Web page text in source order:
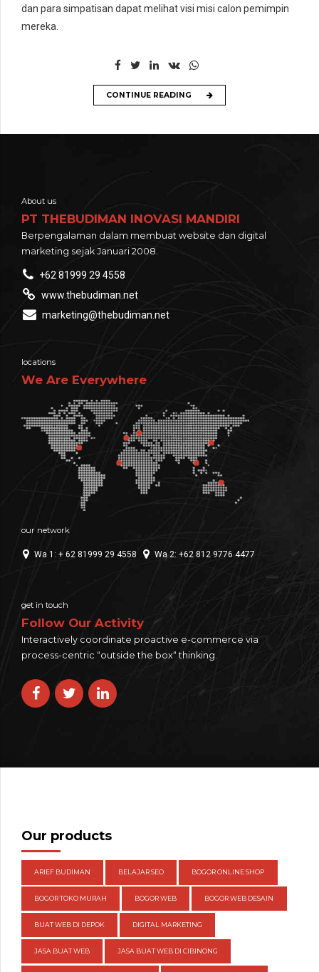
dan para simpatisan dapat melihat visi misi calon pemimpin
mereka.
CONTINUE READING
About us
PT THEBUDIMAN INOVASI MANDIRI
Berpengalaman dalam membuat website dan digital
marketing sejak Januari 2008.
+62 81999 29 4558
www.thebudiman.net
marketing@thebudiman.net
locations
We Are Everywhere
our network
Wa 1: + 62 81999 29 4558 Wa 2: +62 812 9776 4477
get in touch
Follow Our Activity
Interactively coordinate proactive e-commerce via
process-centric “outside the box“ thinking.
Our products
ARIEF BUDIMAN BELAJAR SEO BOGOR ONLINE SHOP
BOGOR TOKO MURAH BOGOR WEB BOGOR WEB DESAIN
BUAT WEB DI DEPOK DIGITAL MARKETING
JASA BUAT WEB JASA BUAT WEB DI CIBINONG